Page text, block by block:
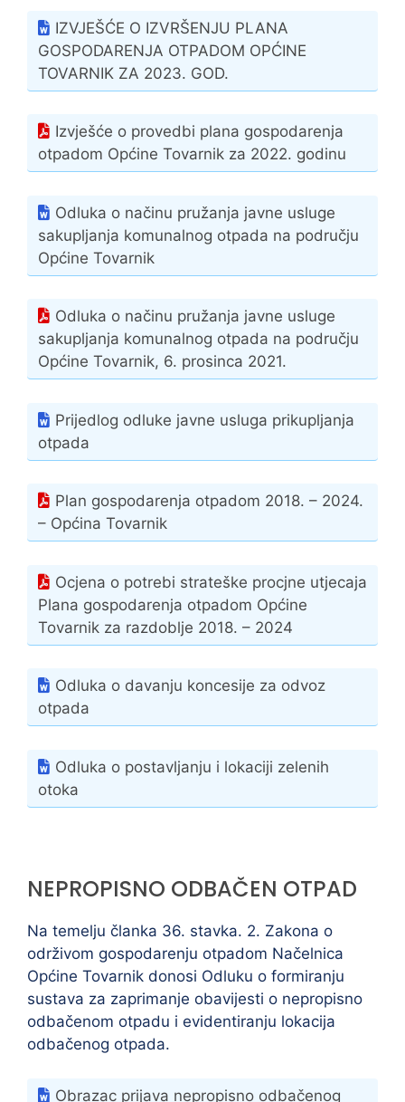
IZVJEŠĆE O IZVRŠENJU PLANA
GOSPODARENJA OTPADOM OPĆINE
TOVARNIK ZA 2023. GOD.
Izvješće o provedbi plana gospodarenja
otpadom Općine Tovarnik za 2022. godinu
Odluka o načinu pružanja javne usluge
sakupljanja komunalnog otpada na području
Općine Tovarnik
Odluka o načinu pružanja javne usluge
sakupljanja komunalnog otpada na području
Općine Tovarnik, 6. prosinca 2021.
Prijedlog odluke javne usluga prikupljanja
otpada
Plan gospodarenja otpadom 2018. – 2024.
– Općina Tovarnik
Ocjena o potrebi strateške procjne utjecaja
Plana gospodarenja otpadom Općine
Tovarnik za razdoblje 2018. – 2024
Odluka o davanju koncesije za odvoz
otpada
Odluka o postavljanju i lokaciji zelenih
otoka
NEPROPISNO ODBAČEN OTPAD
Na temelju članka 36. stavka. 2. Zakona o
održivom gospodarenju otpadom Načelnica
Općine Tovarnik donosi Odluku o formiranju
sustava za zaprimanje obavijesti o nepropisno
odbačenom otpadu i evidentiranju lokacija
odbačenog otpada.
Obrazac prijava nepropisno odbačenog